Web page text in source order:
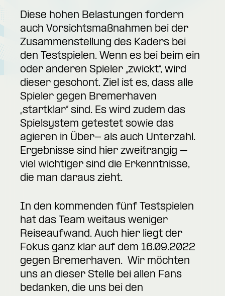
Diese hohen Belastungen fordern
auch Vorsichtsmaßnahmen bei der
Zusammenstellung des Kaders bei
den Testspielen. Wenn es bei beim ein
oder anderen Spieler „zwickt“, wird
dieser geschont. Ziel ist es, dass alle
Spieler gegen Bremerhaven
„startklar“ sind. Es wird zudem das
Spielsystem getestet sowie das
agieren in Über- als auch Unterzahl.
Ergebnisse sind hier zweitrangig –
viel wichtiger sind die Erkenntnisse,
die man daraus zieht.
In den kommenden fünf Testspielen
hat das Team weitaus weniger
Reiseaufwand. Auch hier liegt der
Fokus ganz klar auf dem 16.09.2022
gegen Bremerhaven. Wir möchten
uns an dieser Stelle bei allen Fans
bedanken, die uns bei den